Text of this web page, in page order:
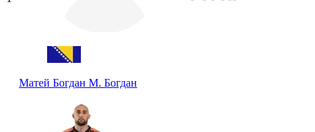
Матей Богдан М. Богдан